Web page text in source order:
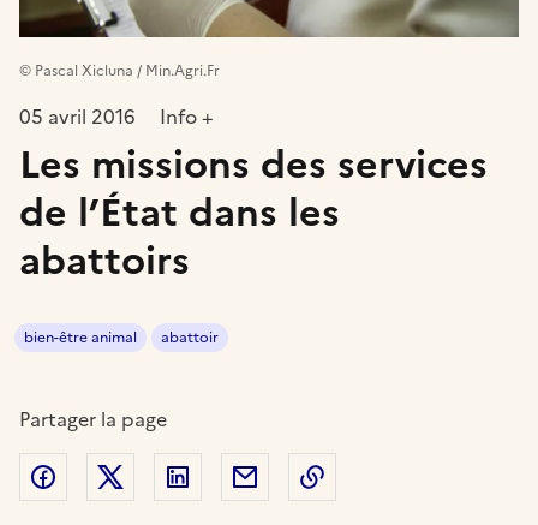
© Pascal Xicluna / Min.Agri.Fr
05 avril 2016 Info +
Les missions des services
de l’État dans les
abattoirs
bien-être animal abattoir
Partager la page
Partager sur Facebook
Partager sur Twitter
Partager sur LinkedIn
Partager par email